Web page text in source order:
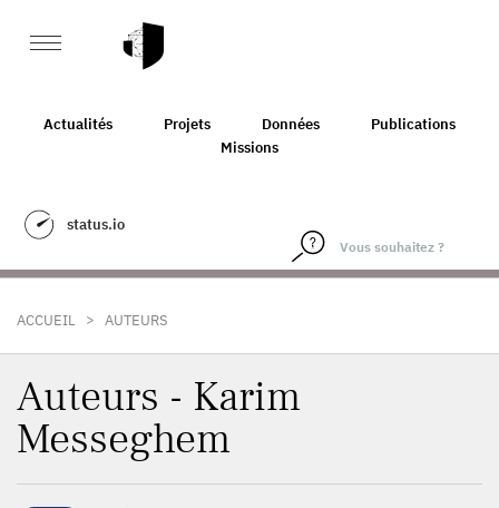
Actualités Projets Données
Publications
Missions
status.io
ACCUEIL > AUTEURS
Auteurs - Karim
Messeghem